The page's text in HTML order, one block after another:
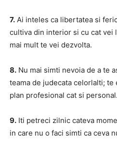
7. Ai inteles ca libertatea si
cultiva din interior si cu cat vei
mai mult te vei dezvolta.
8. Nu mai simti nevoia de a te
teama de judecata celorlalti;
plan profesional cat si personal.
9. Iti petreci zilnic cateva
in care nu o faci simti ca ceva